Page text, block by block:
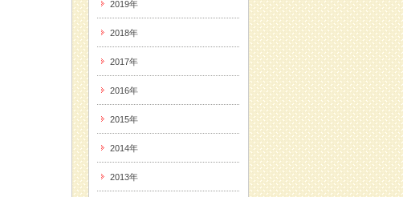
2019年
2018年
2017年
2016年
2015年
2014年
2013年